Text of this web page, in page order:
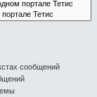
сообщений